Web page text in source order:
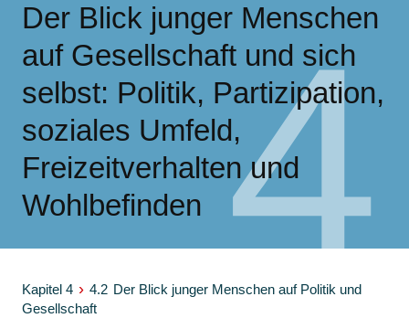
Der Blick junger Menschen
auf Gesellschaft und sich
selbst: Politik, Partizipation,
soziales Umfeld,
Freizeitverhalten und
Wohlbefinden
4
Kapitel 4 › 4.2 Der Blick junger Menschen auf Politik und
Gesellschaft